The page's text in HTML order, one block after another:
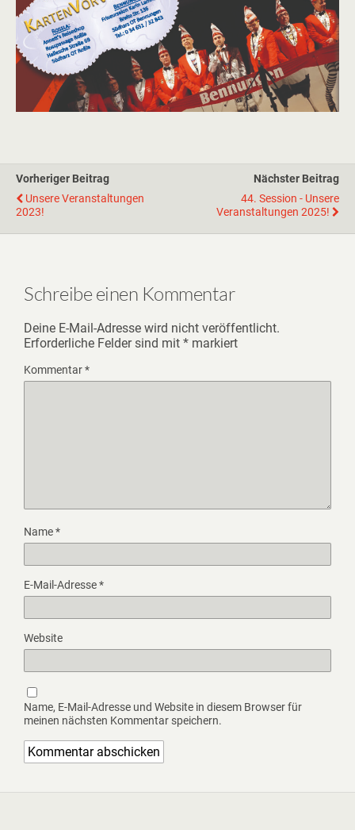
Vorheriger Beitrag
Unsere Veranstaltungen
2023!
Nächster Beitrag
44. Session - Unsere
Veranstaltungen 2025!
Schreibe einen Kommentar
Deine E-Mail-Adresse wird nicht veröffentlicht.
Erforderliche Felder sind mit * markiert
Kommentar*
Name*
E-Mail-Adresse*
Website
Name, E-Mail-Adresse und Website in diesem Browser für
meinen nächsten Kommentar speichern.